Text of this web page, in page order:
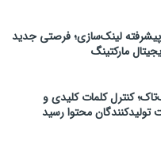
لینک‌سازی؛ فرصتی جدید
مارکتینگ
کنترل کلمات کلیدی و
تولیدکنندگان محتوا رسید